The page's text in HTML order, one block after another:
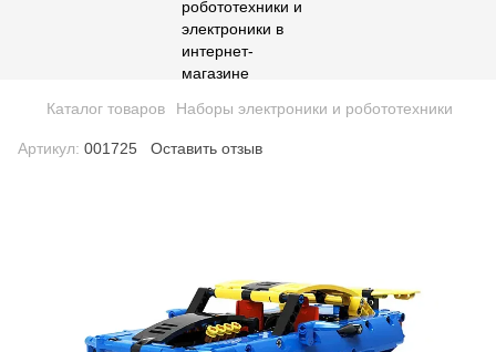
Каталог товаров Наборы электроники и робототехники
Артикул: 001725 Оставить отзыв